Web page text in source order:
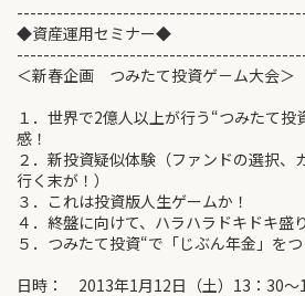
◆資産運用セミナー◆
＜新春企画 つみたて投資ゲ－ム大会＞
１．世界で2億人以上が行う“つみたて
感！
２．新投資疑似体験（ファンドの選択、
行く末が！）
３．これは投資版人生ゲームか！
４．終盤に向けて、ハラハラドキドキ盛
５．つみたて投資“で「じぶん年金」を
日時： 2013年1月12日（土）13：30～